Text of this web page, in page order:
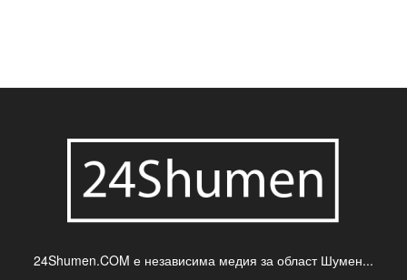
24Shumen.COM е независима медия за област Шумен...